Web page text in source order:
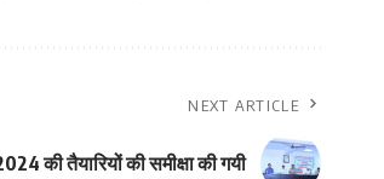
NEXT ARTICLE
की तैयारियों की समीक्षा की गयी